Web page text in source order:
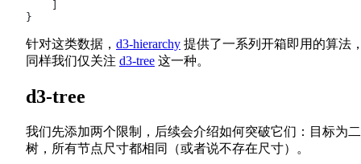
}
针对这类数据， d3-hierarchy 提供了一系列开箱即用的算法
同样我们仅关注 d3-tree 这一种。
d3-tree
我们先添加两个限制，后续会介绍如何突破它们：目标为
树，所有节点尺寸都相同（或者说不存在尺寸）。